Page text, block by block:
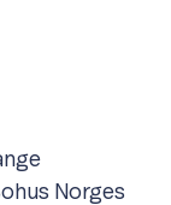
Norges